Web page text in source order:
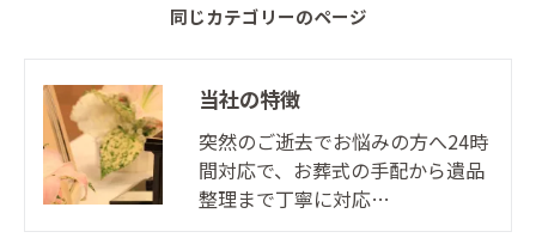
同じカテゴリーのページ
当社の特徴
突然のご逝去でお悩みの方へ24時
間対応で、お葬式の手配から遺品
整理まで丁寧に対応…